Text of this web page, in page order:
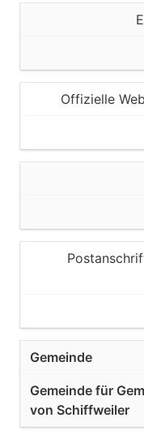
Offizielle